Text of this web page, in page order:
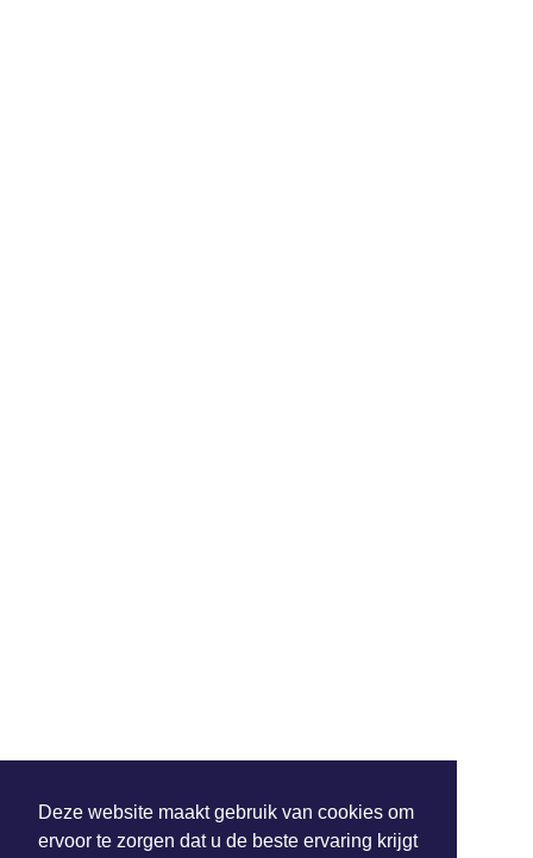
Deze website maakt gebruik van cookies om
ervoor te zorgen dat u de beste ervaring krijgt